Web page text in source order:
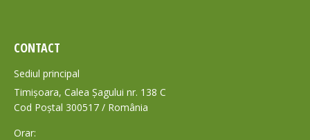
CONTACT
Sediul principal
Timișoara, Calea Șagului nr. 138 C
Cod Poștal 300517 / România
Orar: